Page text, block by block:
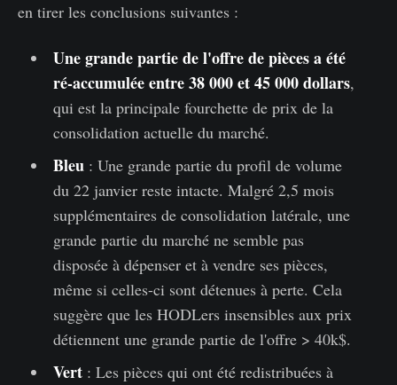
en tirer les conclusions suivantes :
Une grande partie de l'offre de pièces a été
ré-accumulée entre 38 000 et 45 000 dollars,
qui est la principale fourchette de prix de la
consolidation actuelle du marché.
Bleu : Une grande partie du profil de volume
du 22 janvier reste intacte. Malgré 2,5 mois
supplémentaires de consolidation latérale, une
grande partie du marché ne semble pas
disposée à dépenser et à vendre ses pièces,
même si celles-ci sont détenues à perte. Cela
suggère que les HODLers insensibles aux prix
détiennent une grande partie de l'offre > 40k$.
Vert : Les pièces qui ont été redistribuées à